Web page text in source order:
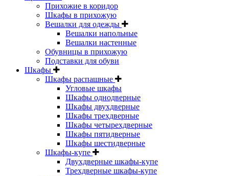
Прихожие в коридор
Шкафы в прихожую
Вешалки для одежды
Вешалки напольные
Вешалки настенные
Обувницы в прихожую
Подставки для обуви
Шкафы
Шкафы распашные
Угловые шкафы
Шкафы однодверные
Шкафы двухдверные
Шкафы трехдверные
Шкафы четырехдверные
Шкафы пятидверные
Шкафы шестидверные
Шкафы-купе
Двухдверные шкафы-купе
Трехдверные шкафы-купе